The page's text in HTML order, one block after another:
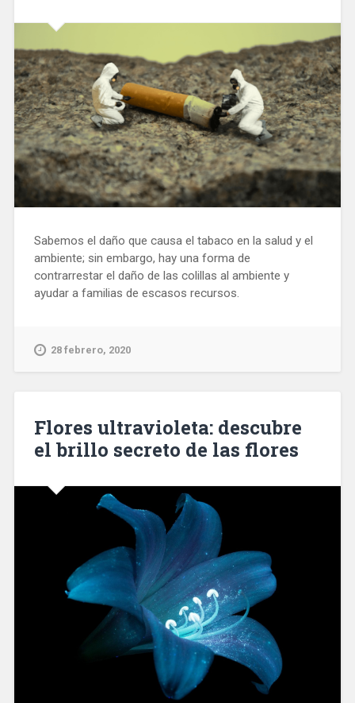
Sabemos el daño que causa el tabaco en la salud y el
ambiente; sin embargo, hay una forma de
contrarrestar el daño de las colillas al ambiente y
ayudar a familias de escasos recursos.
28 febrero, 2020
Flores ultravioleta: descubre
el brillo secreto de las flores